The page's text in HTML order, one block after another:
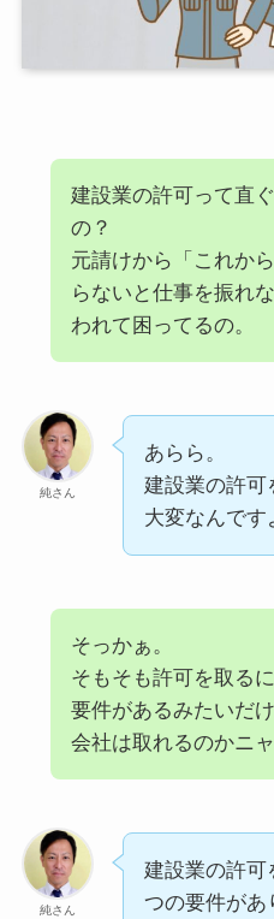
建設業の許可って直
の？
元請けから「これか
らないと仕事を振れ
われて困ってるの。
純さん
あらら。
建設業の許可
大変なんです
そっかぁ。
そもそも許可を取る
要件があるみたいだ
会社は取れるのかニ
純さん
建設業の許可
つの要件があ